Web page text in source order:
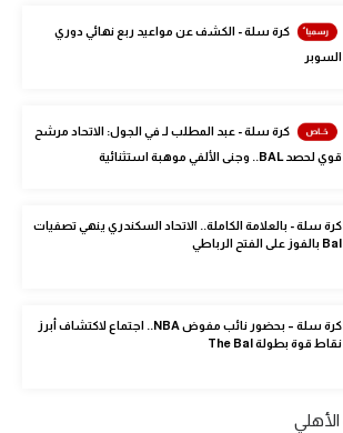
كرة سلة - الكشف عن مواعيد ربع نهائي دوري
السوبر
كرة سلة - عبد المطلب لـ في الجول: الاتحاد مرشح
قوي لحصد BAL.. وجنى الألفي موهبة استثنائية
كرة سلة - بالعلامة الكاملة.. الاتحاد السكندري ينهي تصفيات
Bal بالفوز على الفتح الرباطي
كرة سلة – بحضور نائب مفوض NBA.. اجتماع لاكتشاف أبرز
نقاط قوة بطولة The Bal